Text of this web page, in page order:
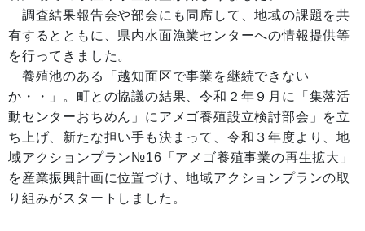
調査結果報告会や部会にも同席して、地域の課題を共
有するとともに、県内水面漁業センターへの情報提供等
を行ってきました。
養殖池のある「越知面区で事業を継続できない
か・・」。町との協議の結果、令和２年９月に「集落活
動センターおちめん」にアメゴ養殖設立検討部会」を立
ち上げ、新たな担い手も決まって、令和３年度より、地
域アクションプラン№16「アメゴ養殖事業の再生拡大」
を産業振興計画に位置づけ、地域アクションプランの取
り組みがスタートしました。